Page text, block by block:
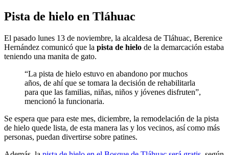
Pista de hielo en Tláhuac
El pasado lunes 13 de noviembre, la alcaldesa de Tláhuac, Berenice
Hernández comunicó que la pista de hielo de la demarcación estaba
teniendo una manita de gato.
“La pista de hielo estuvo en abandono por muchos
años, de ahí que se tomara la decisión de rehabilitarla
para que las familias, niñas, niños y jóvenes disfruten”,
mencionó la funcionaria.
Se espera que para este mes, diciembre, la remodelación de la pista
de hielo quede lista, de esta manera las y los vecinos, así como más
personas, puedan divertirse sobre patines.